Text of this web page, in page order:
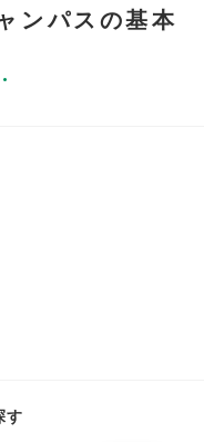
ンパスの基本
す